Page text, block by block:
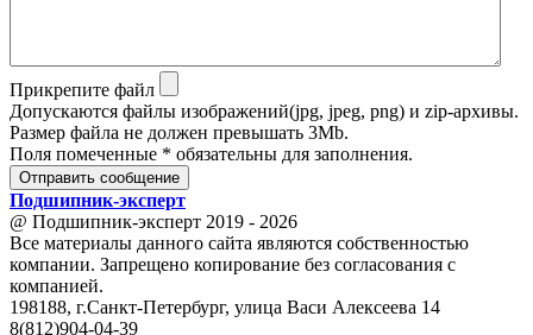
Прикрепите файл
Допускаются файлы изображений(jpg, jpeg, png) и zip-архивы.
Размер файла не должен превышать 3Mb.
Поля помеченные * обязательны для заполнения.
Отправить сообщение
Подшипник-эксперт
@ Подшипник-эксперт 2019 - 2026
Все материалы данного сайта являются собственностью
компании. Запрещено копирование без согласования с
компанией.
198188, г.Санкт-Петербург, улица Васи Алексеева 14
8(812)904-04-39